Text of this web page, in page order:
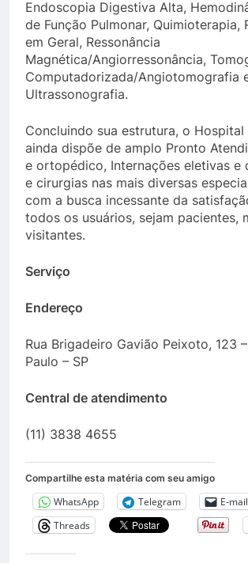
Endoscopia Digestiva Alta,
de Função Pulmonar, Quimioterapia,
em Geral, Ressonância
Magnética/Angiorressonância,
Computadorizada/Angiotomografia
Ultrassonografia.
Concluindo sua estrutura, o
ainda dispõe de amplo Pronto
e ortopédico, Internações eletivas e
e cirurgias nas mais diversas
com a busca incessante da
todos os usuários, sejam pacientes,
visitantes.
Serviço
Endereço
Rua Brigadeiro Gavião Peixoto, 123
Paulo – SP
Central de atendimento
(11) 3838 4655
Compartilhe esta matéria com seu amigo
WhatsApp Telegram
E-mail
Threads